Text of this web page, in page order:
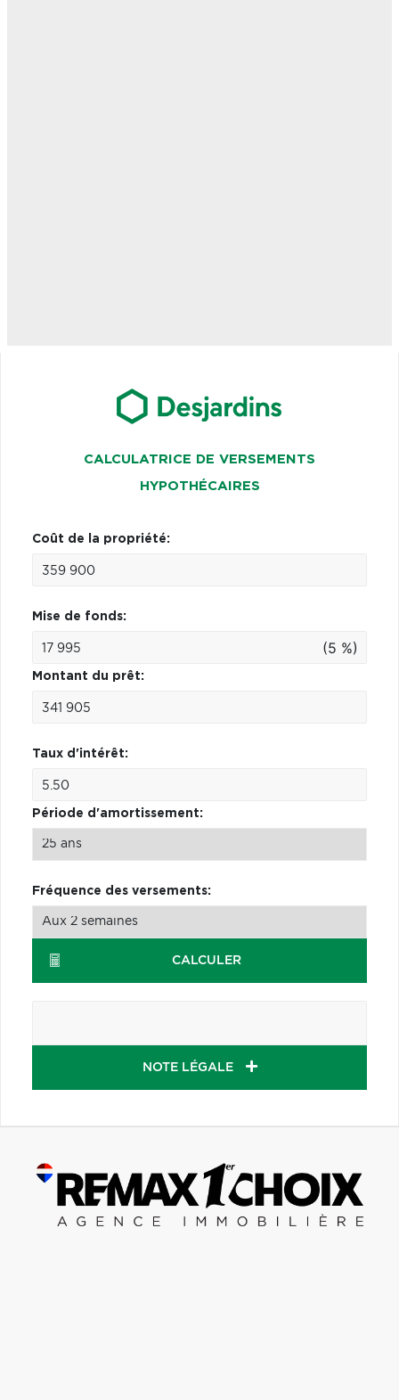
CALCULATRICE DE VERSEMENTS
HYPOTHÉCAIRES
Coût de la propriété:
Mise de fonds:
(5 %)
Montant du prêt:
Taux d'intérêt:
Période d'amortissement:
Fréquence des versements:
CALCULER
NOTE LÉGALE